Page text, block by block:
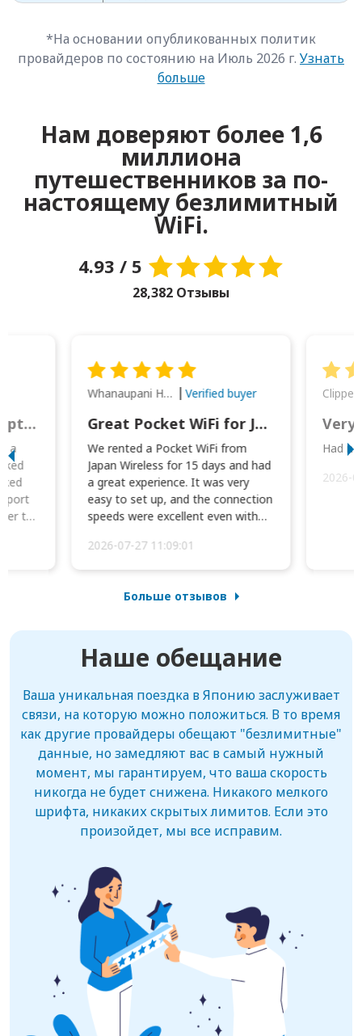
*На основании опубликованных политик
провайдеров по состоянию на Июль 2026 г. Узнать
больше
Нам доверяют более 1,6
миллиона
путешественников за по-
настоящему безлимитный
WiFi.
4.93 / 5
28,382 Отзывы
This was wonderful option to a family of four. Everything worked smoothly.
a
to
Whanaupani Henry Joseph Macown Verified buyer
Great Pocket WiFi for Japan Travel
We rented a Pocket WiFi from
Japan Wireless for 15 days and had
a great experience. It was very
easy to set up, and the connection
speeds were excellent even with
2026-07-27 11:09:01
Very
Had
2026-
Больше отзывов
Наше обещание
Ваша уникальная поездка в Японию заслуживает
связи, на которую можно положиться. В то время
как другие провайдеры обещают "безлимитные"
данные, но замедляют вас в самый нужный
момент, мы гарантируем, что ваша скорость
никогда не будет снижена. Никакого мелкого
шрифта, никаких скрытых лимитов. Если это
произойдет, мы все исправим.